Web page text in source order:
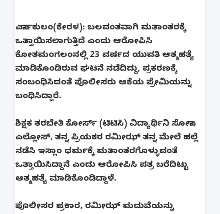
ಎರ್ನಾಕುಲಂ(ಕೇರಳ): ಬಲವಂತವಾಗಿ ಮತಾಂತರಕ್ಕೆ
ಒತ್ತಾಯಿಸಲಾಗುತ್ತಿದೆ ಎಂದು ಆರೋಪಿಸಿ
ಕೋತಮಂಗಲಂನಲ್ಲಿ 23 ವರ್ಷದ ಯುವತಿ ಆತ್ಮಹತ್ಯೆ
ಮಾಡಿಕೊಂಡಿರುವ ಘಟನೆ ನಡೆದಿದ್ದು, ಪ್ರಕರಣಕ್ಕೆ
ಸಂಬಂಧಿಸಿದಂತೆ ಪೊಲೀಸರು ಆಕೆಯ ಪ್ರೇಮಿಯನ್ನು
ಬಂಧಿಸಿದ್ದಾರೆ.
ಶಿಕ್ಷಕ ತರಬೇತಿ ಕೋರ್ಸ್ (ಟಿಟಿಸಿ) ವಿದ್ಯಾರ್ಥಿನಿ ಸೋನಾ
ಎಲ್ಲೋಸ್, ತನ್ನ ಪ್ರಿಯಕರ ರಮೀಝ್ ತನ್ನ ಮೇಲೆ ಹಲ್ಲೆ
ನಡೆಸಿ ಇಸ್ಲಾಂ ಧರ್ಮಕ್ಕೆ ಮತಾಂತರಗೊಳ್ಳುವಂತೆ
ಒತ್ತಾಯಿಸಿದ್ದಾನೆ ಎಂದು ಆರೋಪಿಸಿ ಪತ್ರ ಬರೆದಿಟ್ಟು
ಆತ್ಮಹತ್ಯೆ ಮಾಡಿಕೊಂಡಿದ್ದಾಳೆ.
ಪೊಲೀಸರ ಪ್ರಕಾರ, ರಮೀಝ್ ಮದುವೆಯನ್ನು